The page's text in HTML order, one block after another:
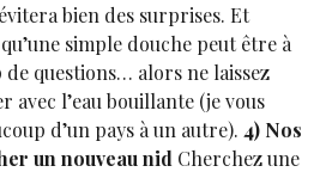
bien des surprises. Et
simple douche peut être à
de questions… alors ne laissez
avec l’eau bouillante (je vous
d’un pays à un autre). 4) Nos
un nouveau nid Cherchez une